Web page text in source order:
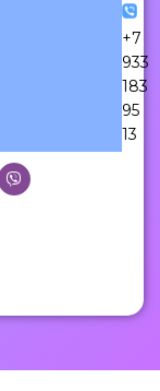
+7
933
183
95
13